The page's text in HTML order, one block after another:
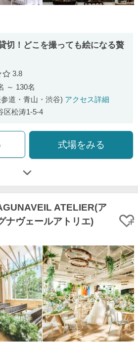
切！どこを撮っても絵になる贅
口コミ評価
3.8
～ 130名
道・青山・渋谷) アクセス詳細
区松涛1-5-4
式場をみる
ATELIER(ア
ナヴェールアトリエ)